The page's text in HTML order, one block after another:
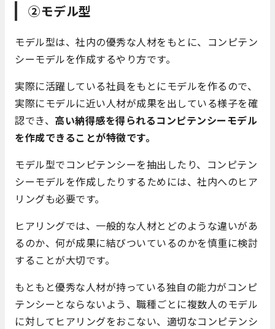
②モデル型
モデル型は、社内の優秀な人材をもとに、コンピテン
シーモデルを作成するやり方です。
実際に活躍している社員をもとにモデルを作るので、
実際にモデルに近い人材が成果を出している様子を確
認でき、 高い納得感を得られるコンピテンシーモデル
を作成できることが特徴です。
モデル型でコンピテンシーを抽出したり、コンピテン
シーモデルを作成したりするためには、社内へのヒア
リングも必要です。
ヒアリングでは、一般的な人材とどのような違いがあ
るのか、何が成果に結びついているのかを慎重に検討
することが大切です。
もともと優秀な人材が持っている独自の能力がコンピ
テンシーとならないよう、職種ごとに複数人のモデル
に対してヒアリングをおこない、適切なコンピテンシ